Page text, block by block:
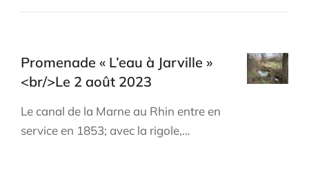
Promenade « L’eau à Jarville »
<br/>Le 2 août 2023
Le canal de la Marne au Rhin entre en
service en 1853; avec la rigole,…